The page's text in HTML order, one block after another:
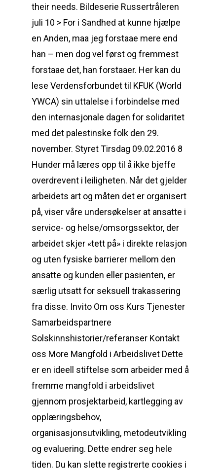
their needs. Bildeserie Russertråleren
juli 10 > For i Sandhed at kunne hjælpe
en Anden, maa jeg forstaae mere end
han – men dog vel først og fremmest
forstaae det, han forstaaer. Her kan du
lese Verdensforbundet til KFUK (World
YWCA) sin uttalelse i forbindelse med
den internasjonale dagen for solidaritet
med det palestinske folk den 29.
november. Styret Tirsdag 09.02.2016 8
Hunder må læres opp til å ikke bjeffe
overdrevent i leiligheten. Når det gjelder
arbeidets art og måten det er organisert
på, viser våre undersøkelser at ansatte i
service- og helse/omsorgssektor, der
arbeidet skjer «tett på» i direkte relasjon
og uten fysiske barrierer mellom den
ansatte og kunden eller pasienten, er
særlig utsatt for seksuell trakassering
fra disse. Invito Om oss Kurs Tjenester
Samarbeidspartnere
Solskinnshistorier/referanser Kontakt
oss More Mangfold i Arbeidslivet Dette
er en ideell stiftelse som arbeider med å
fremme mangfold i arbeidslivet
gjennom prosjektarbeid, kartlegging av
opplæringsbehov,
organisasjonsutvikling, metodeutvikling
og evaluering. Dette endrer seg hele
tiden. Du kan slette registrerte cookies i